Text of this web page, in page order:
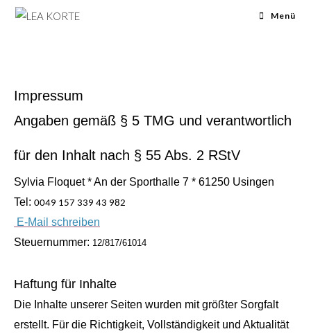
Menü
Impressum
Angaben gemäß § 5 TMG und verantwortlich
für den Inhalt nach § 55 Abs. 2 RStV
Sylvia Floquet * An der Sporthalle 7 * 61250 Usingen
Tel: 0049 157 339 43 982
E-Mail schreiben
Steuernummer: 12/817/61014
Haftung für Inhalte
Die Inhalte unserer Seiten wurden mit größter Sorgfalt
erstellt. Für die Richtigkeit, Vollständigkeit und Aktualität